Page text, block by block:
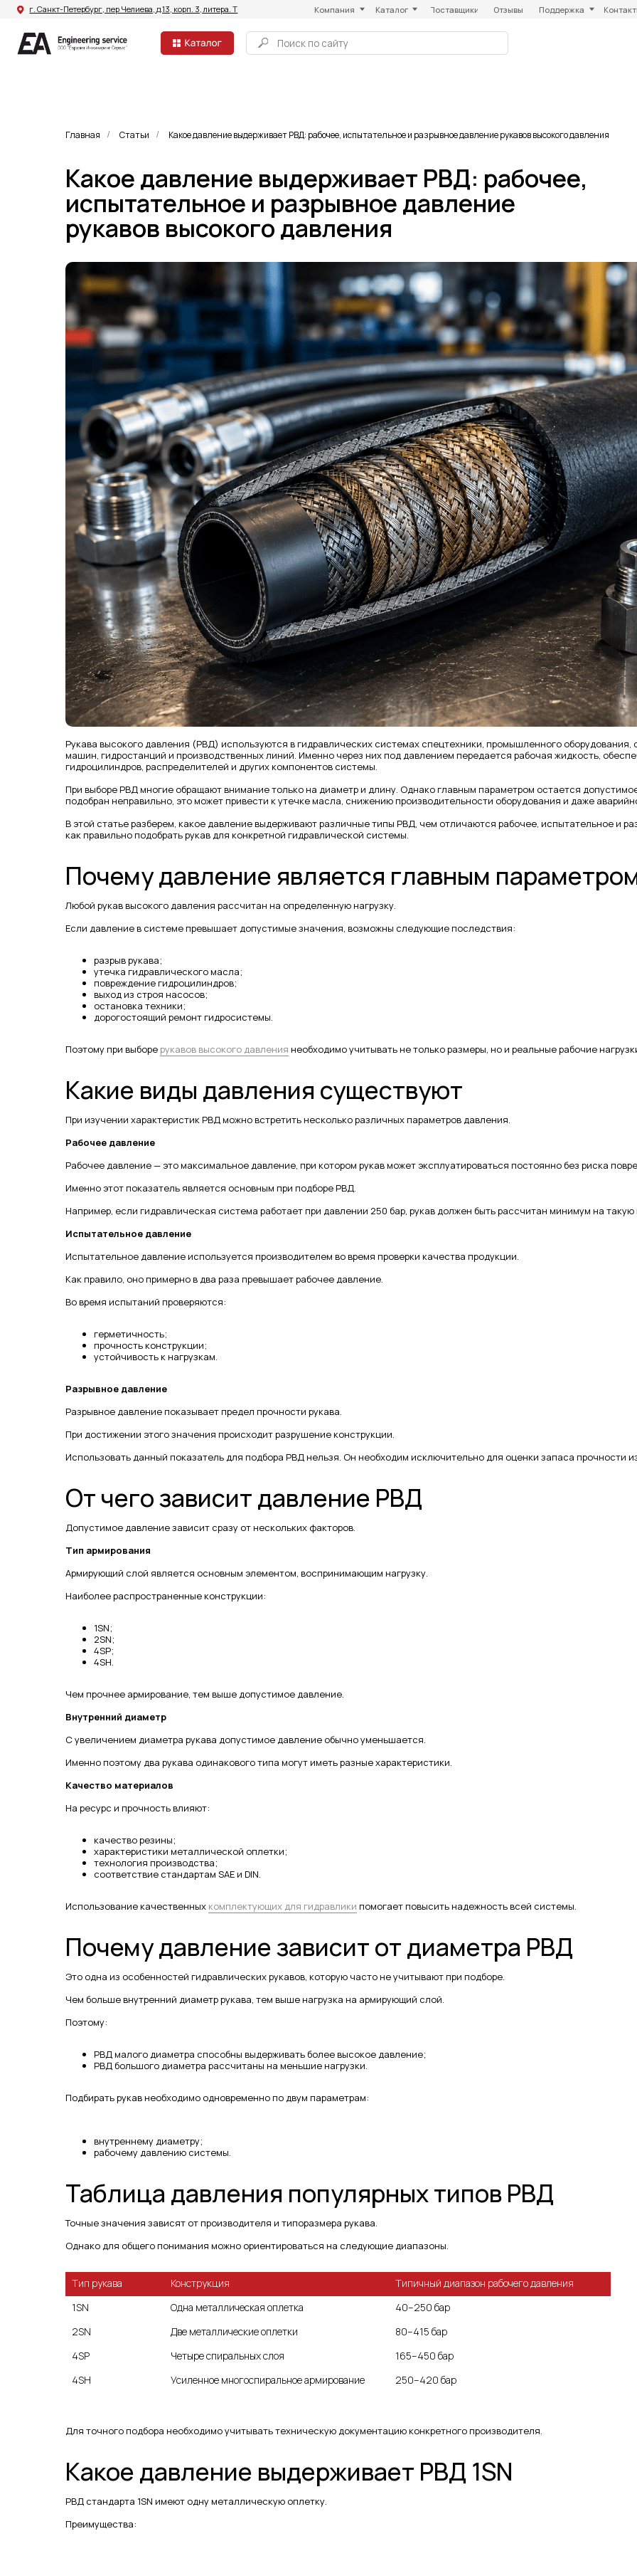
г. Санкт-Петербург, пер Челиева, д.13, корп. 3, литера. Т Каталог
Компания Поставщики Отзывы Контакты
Поддержка
Поиск по сайту
Главная / Статьи / Какое давление выдерживает РВД: рабочее, испытательное и разрывное давление рукавов высокого давления
Какое давление выдерживает РВД: рабочее,
испытательное и разрывное давление
рукавов высокого давления
Рукава высокого давления (РВД) используются в гидравлических системах спецтехники, промышленного оборудования,
машин, гидростанций и производственных линий. Именно через них под давлением передается рабочая жидкость,
гидроцилиндров, распределителей и других компонентов системы.
При выборе РВД многие обращают внимание только на диаметр и длину. Однако главным параметром остается
подобран неправильно, это может привести к утечке масла, снижению производительности оборудования и даже
В этой статье разберем, какое давление выдерживают различные типы РВД, чем отличаются рабочее, испытательное и
как правильно подобрать рукав для конкретной гидравлической системы.
Почему давление является главным
Любой рукав высокого давления рассчитан на определенную нагрузку.
Если давление в системе превышает допустимые значения, возможны следующие последствия:
разрыв рукава;
утечка гидравлического масла;
повреждение гидроцилиндров;
выход из строя насосов;
остановка техники;
дорогостоящий ремонт гидросистемы.
Поэтому при выборе рукавов высокого давления необходимо учитывать не только размеры, но и реальные рабочие
Какие виды давления существуют
При изучении характеристик РВД можно встретить несколько различных параметров давления.
Рабочее давление
Рабочее давление — это максимальное давление, при котором рукав может эксплуатироваться постоянно без риска
Именно этот показатель является основным при подборе РВД.
Например, если гидравлическая система работает при давлении 250 бар, рукав должен быть рассчитан минимум на такую
Испытательное давление
Испытательное давление используется производителем во время проверки качества продукции.
Как правило, оно примерно в два раза превышает рабочее давление.
Во время испытаний проверяются:
герметичность;
прочность конструкции;
устойчивость к нагрузкам.
Разрывное давление
Разрывное давление показывает предел прочности рукава.
При достижении этого значения происходит разрушение конструкции.
Использовать данный показатель для подбора РВД нельзя. Он необходим исключительно для оценки запаса прочности
От чего зависит давление РВД
Допустимое давление зависит сразу от нескольких факторов.
Тип армирования
Армирующий слой является основным элементом, воспринимающим нагрузку.
Наиболее распространенные конструкции:
1SN;
2SN;
4SP;
4SH.
Чем прочнее армирование, тем выше допустимое давление.
Внутренний диаметр
С увеличением диаметра рукава допустимое давление обычно уменьшается.
Именно поэтому два рукава одинакового типа могут иметь разные характеристики.
Качество материалов
На ресурс и прочность влияют:
качество резины;
характеристики металлической оплетки;
технология производства;
соответствие стандартам SAE и DIN.
Использование качественных комплектующих для гидравлики помогает повысить надежность всей системы.
Почему давление зависит от диаметра РВД
Это одна из особенностей гидравлических рукавов, которую часто не учитывают при подборе.
Чем больше внутренний диаметр рукава, тем выше нагрузка на армирующий слой.
Поэтому:
РВД малого диаметра способны выдерживать более высокое давление;
РВД большого диаметра рассчитаны на меньшие нагрузки.
Подбирать рукав необходимо одновременно по двум параметрам:
внутреннему диаметру;
рабочему давлению системы.
Таблица давления популярных типов РВД
Точные значения зависят от производителя и типоразмера рукава.
Однако для общего понимания можно ориентироваться на следующие диапазоны.
Тип рукава Конструкция
Типичный диапазон рабочего давления
1SN
Одна металлическая оплетка
40–250 бар
2SN
Две металлические оплетки
80–415 бар
4SP
Четыре спиральных слоя
165–450 бар
Усиленное многоспиральное армирование 250–420 бар
Для точного подбора необходимо учитывать техническую документацию конкретного производителя.
Какое давление выдерживает РВД 1SN
РВД стандарта 1SN имеют одну металлическую оплетку.
Преимущества: